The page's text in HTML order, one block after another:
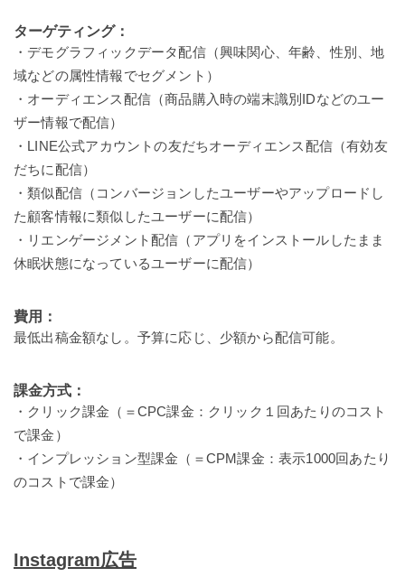
ターゲティング：
・デモグラフィックデータ配信（興味関心、年齢、性別、地
域などの属性情報でセグメント）
・オーディエンス配信（商品購入時の端末識別IDなどのユー
ザー情報で配信）
・LINE公式アカウントの友だちオーディエンス配信（有効友
だちに配信）
・類似配信（コンバージョンしたユーザーやアップロードし
た顧客情報に類似したユーザーに配信）
・リエンゲージメント配信（アプリをインストールしたまま
休眠状態になっているユーザーに配信）
費用：
最低出稿金額なし。予算に応じ、少額から配信可能。
課金方式：
・クリック課金（＝CPC課金：クリック１回あたりのコスト
で課金）
・インプレッション型課金（＝CPM課金：表示1000回あたり
のコストで課金）
Instagram広告